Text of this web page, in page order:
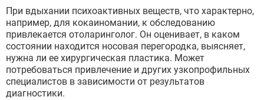
При вдыхании психоактивных веществ, что характерно,
например, для кокаиномании, к обследованию
привлекается отоларинголог. Он оценивает, в каком
состоянии находится носовая перегородка, выясняет,
нужна ли ее хирургическая пластика. Может
потребоваться привлечение и других узкопрофильных
специалистов в зависимости от результатов
диагностики.